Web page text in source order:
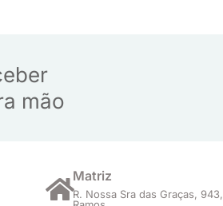
mão
Matriz
R. Nossa Sra das Graças, 943,